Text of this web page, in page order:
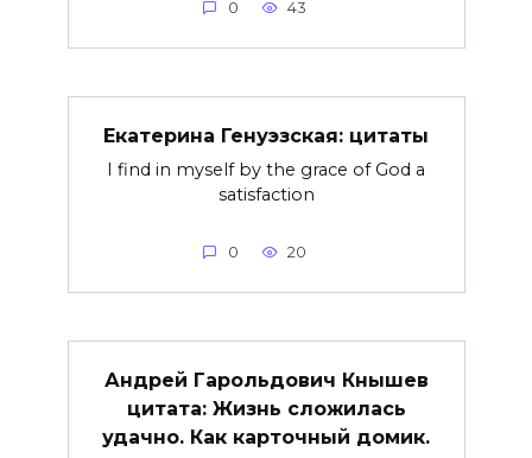
0 43
Екатерина Генуэзская: цитаты
I find in myself by the grace of God a
satisfaction
0 20
Андрей Гарольдович Кнышев
цитата: Жизнь сложилась
удачно. Как карточный домик.